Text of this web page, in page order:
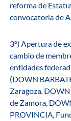
reforma de
convocatoria de
3º) Apertura de
cambio de
entidades
(DOWN
Zaragoza,
de Zamora,
PROVINCIA,